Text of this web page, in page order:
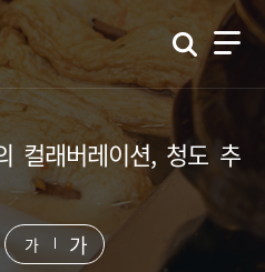
컬래버레이션, 청도 추
가 가